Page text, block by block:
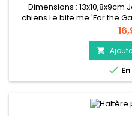
Dimensions :
chiens Le bite me 'For the
journée de triche! Votre
en réalité, vous pouvez
kettlebell. Mais chut ! C'est
caoutchouc naturel,
Prix

